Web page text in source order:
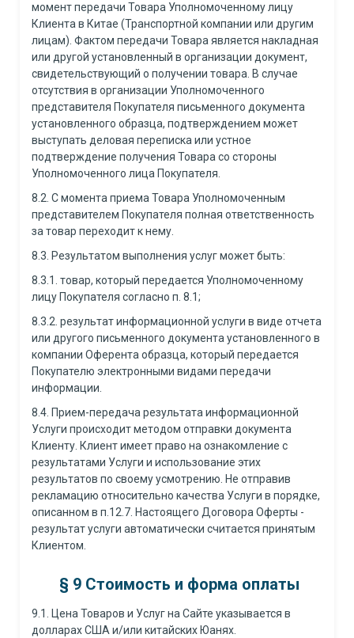
момент передачи Товара Уполномоченному лицу
Клиента в Китае (Транспортной компании или другим
лицам). Фактом передачи Товара является накладная
или другой установленный в организации документ,
свидетельствующий о получении товара. В случае
отсутствия в организации Уполномоченного
представителя Покупателя письменного документа
установленного образца, подтверждением может
выступать деловая переписка или устное
подтверждение получения Товара со стороны
Уполномоченного лица Покупателя.
8.2. С момента приема Товара Уполномоченным
представителем Покупателя полная ответственность
за товар переходит к нему.
8.3. Результатом выполнения услуг может быть:
8.3.1. товар, который передается Уполномоченному
лицу Покупателя согласно п. 8.1;
8.3.2. результат информационной услуги в виде отчета
или другого письменного документа установленного в
компании Оферента образца, который передается
Покупателю электронными видами передачи
информации.
8.4. Прием-передача результата информационной
Услуги происходит методом отправки документа
Клиенту. Клиент имеет право на ознакомление с
результатами Услуги и использование этих
результатов по своему усмотрению. Не отправив
рекламацию относительно качества Услуги в порядке,
описанном в п.12.7. Настоящего Договора Оферты -
результат услуги автоматически считается принятым
Клиентом.
§ 9 Стоимость и форма оплаты
9.1. Цена Товаров и Услуг на Сайте указывается в
долларах США и/или китайских Юанях.